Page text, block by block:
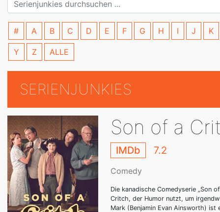
# A B C D E F G H I J K
Y Z ALLE
SERIENJUNKIES
Son of a
IMDb 7.2
Comedy
Die kanadische Comedyserie „Son
Critch, der Humor nutzt, um
Mark (Benjamin Evan Ainsworth) ist